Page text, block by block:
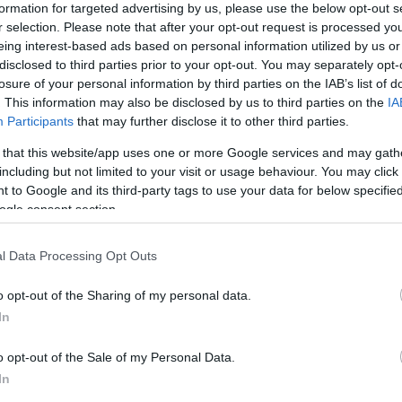
for targeted advertising by us, please use the below opt-out
selection. Please note that after your opt-out request is processed
interest-based ads based on personal information utilized by us
to third parties prior to your opt-out. You may separately
of your personal information by third parties on the IAB’s list of
This information may also be disclosed by us to third parties on the
Participants that may further disclose it to other third parties.
that this website/app uses one or more Google services and may
but not limited to your visit or usage behaviour. You may
to Google and its third-party tags to use your data for below
consent section.
Data Processing Opt Outs
opt-out of the Sharing of my personal data.
opt-out of the Sale of my Personal Data.
mindenhol kötelező lesz a
kel viselni, ez vonatkozik minden
de az üzletekre is - írta a Jutarnji
járványhelyzet, ez még előbb is